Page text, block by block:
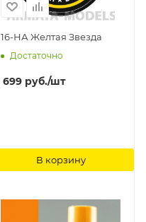
16-НА Желтая Звезда
Достаточно
699 руб./шт
В корзину